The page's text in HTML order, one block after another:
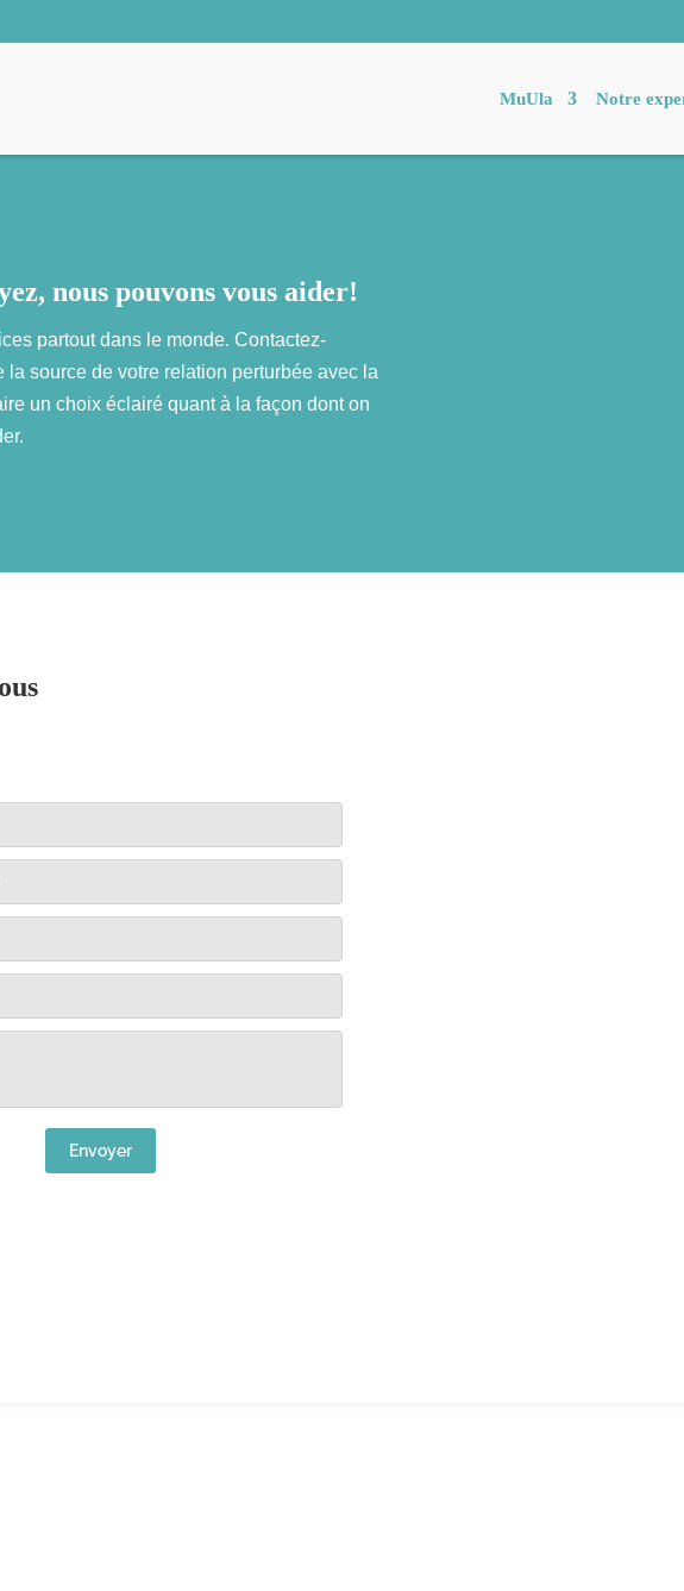
MuUla Notre
nous pouvons vous aider!
partout dans le monde. Contactez-
la source de votre relation perturbée avec la
un choix éclairé quant à la façon dont on